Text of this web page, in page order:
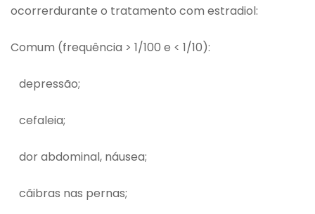
ocorrerdurante o tratamento com estradiol:
Comum (frequência > 1/100 e < 1/10):
depressão;
cefaleia;
dor abdominal, náusea;
cãibras nas pernas;